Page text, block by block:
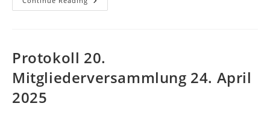
21.
Protokoll 20.
Mitgliederversammlung 24. April
2025